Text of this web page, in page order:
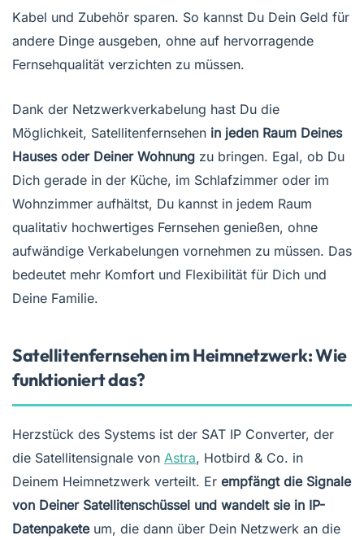
Kabel und Zubehör sparen. So kannst Du Dein Geld für
andere Dinge ausgeben, ohne auf hervorragende
Fernsehqualität verzichten zu müssen.
Dank der Netzwerkverkabelung hast Du die
Möglichkeit, Satellitenfernsehen in jeden Raum Deines
Hauses oder Deiner Wohnung zu bringen. Egal, ob Du
Dich gerade in der Küche, im Schlafzimmer oder im
Wohnzimmer aufhältst, Du kannst in jedem Raum
qualitativ hochwertiges Fernsehen genießen, ohne
aufwändige Verkabelungen vornehmen zu müssen. Das
bedeutet mehr Komfort und Flexibilität für Dich und
Deine Familie.
Satellitenfernsehen im Heimnetzwerk: Wie
funktioniert das?
Herzstück des Systems ist der SAT IP Converter, der
die Satellitensignale von Astra, Hotbird & Co. in
Deinem Heimnetzwerk verteilt. Er empfängt die Signale
von Deiner Satellitenschüssel und wandelt sie in IP-
Datenpaketeum, die dann über Dein Netzwerk an die